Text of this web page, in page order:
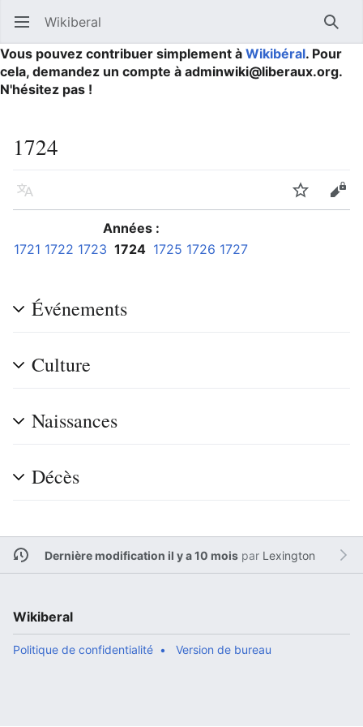
Ouvrir le menu principal Wikiberal
Vous pouvez contribuer simplement à Wikibéral. Pour
cela, demandez un compte à adminwiki@liberaux.org.
N'hésitez pas !
1724
Langue Suivre
Années :
1721 1722 1723 1724 1725 1726 1727
Événements
Culture
Naissances
Décès
Dernière modification il y a 10 moispar Lexington
Wikiberal
Politique de confidentialité Version de bureau